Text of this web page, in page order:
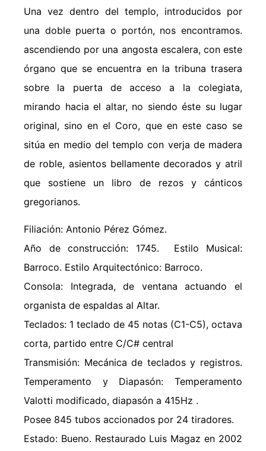
Una vez dentro del templo, introducidos por
una doble puerta o portón, nos encontramos.
ascendiendo por una angosta escalera, con este
órgano que se encuentra en la tribuna trasera
sobre la puerta de acceso a la colegiata,
mirando hacia el altar, no siendo éste su lugar
original, sino en el Coro, que en este caso se
sitúa en medio del templo con verja de madera
de roble, asientos bellamente decorados y atril
que sostiene un libro de rezos y cánticos
gregorianos.
Filiación: Antonio Pérez Gómez.
Año de construcción: 1745. Estilo Musical:
Barroco. Estilo Arquitectónico: Barroco.
Consola: Integrada, de ventana actuando el
organista de espaldas al Altar.
Teclados: 1 teclado de 45 notas (C1-C5), octava
corta, partido entre C/C# central
Transmisión: Mecánica de teclados y registros.
Temperamento y Diapasón: Temperamento
Valotti modificado, diapasón a 415Hz .
Posee 845 tubos accionados por 24 tiradores.
Estado: Bueno. Restaurado Luis Magaz en 2002